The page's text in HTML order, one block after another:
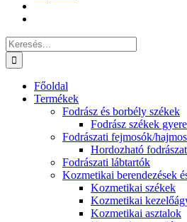
Keresés...
Főoldal
Termékek
Fodrász és borbély székek
Fodrász székek
Fodrászati fejmosók/
Hordozható
Fodrászati lábtartók
Kozmetikai berendezések
Kozmetikai székek
Kozmetikai
Kozmetikai asztalok